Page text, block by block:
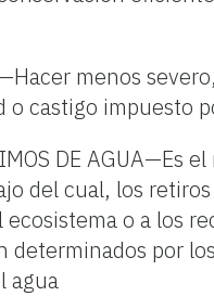
menos
o castigo impuesto
DE AGUA—Es
del cual, los
ecosistema o a los
determinados por
agua